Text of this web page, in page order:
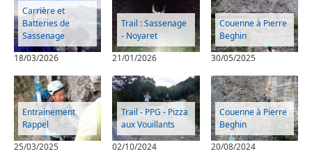
Carrière et
Batteries de
Sassenage
18/03/2026
Trail : Sassenage
- Noyaret
21/01/2026
Couenne à Pierre
Beghin
30/05/2025
Entrainement
Rappel
25/03/2025
Trail - PPG - Pizza
aux Vouillants
02/10/2024
Couenne à Pierre
Beghin
20/08/2024